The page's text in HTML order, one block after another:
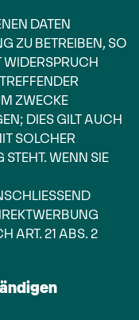
DATEN
ZU BETREIBEN, SO
WIDERSPRUCH
ZWECKE
DIES GILT AUCH
SOLCHER
WENN SIE
ART. 21 ABS. 2